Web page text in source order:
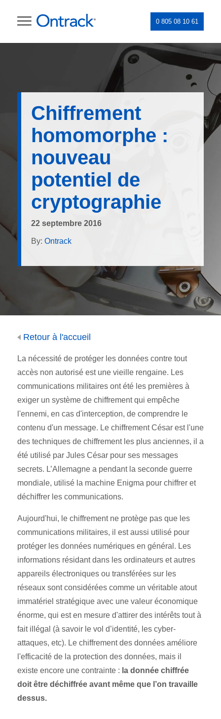
0 805 08 10 61
Chiffrement
homomorphe :
nouveau
potentiel de
cryptographie
22 septembre 2016
By: Ontrack
Retour à l'accueil
La nécessité de protéger les données contre tout
accès non autorisé est une vieille rengaine. Les
communications militaires ont été les premières à
exiger un système de chiffrement qui empêche
l'ennemi, en cas d'interception, de comprendre le
contenu d'un message. Le chiffrement César est l'une
des techniques de chiffrement les plus anciennes, il a
été utilisé par Jules César pour ses messages
secrets. L’Allemagne a pendant la seconde guerre
mondiale, utilisé la machine Enigma pour chiffrer et
déchiffrer les communications.
Aujourd'hui, le chiffrement ne protège pas que les
communications militaires, il est aussi utilisé pour
protéger les données numériques en général. Les
informations résidant dans les ordinateurs et autres
appareils électroniques ou transférées sur les
réseaux sont considérées comme un véritable atout
immatériel stratégique avec une valeur économique
énorme, qui est en mesure d'attirer des intérêts tout à
fait illégal (à savoir le vol d’identité, les cyber-
attaques, etc). Le chiffrement des données améliore
l'efficacité de la protection des données, mais il
existe encore une contrainte : la donnée chiffrée
doit être déchiffrée avant même que l’on travaille
dessus.